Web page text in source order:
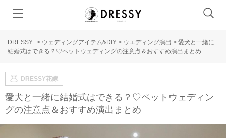
DRESSY > ウェディングアイテム&DIY > ウエディング演出 > 愛犬と一緒に
結婚式はできる？♡ペットウェディングの注意点＆おすすめ演出まとめ
DRESSY花嫁
愛犬と一緒に結婚式はできる？♡ペットウェディン
グの注意点＆おすすめ演出まとめ